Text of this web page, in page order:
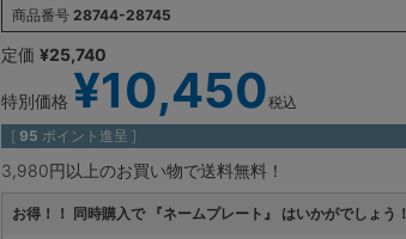
商品番号 28744-28745
定価 ¥25,740
特別価格 ¥10,450税込
[ 95 ポイント進呈 ]
3,980円以上のお買い物で送料無料！
お得！！ 同時購入で 『ネームプレート』 はいかがでしょう！